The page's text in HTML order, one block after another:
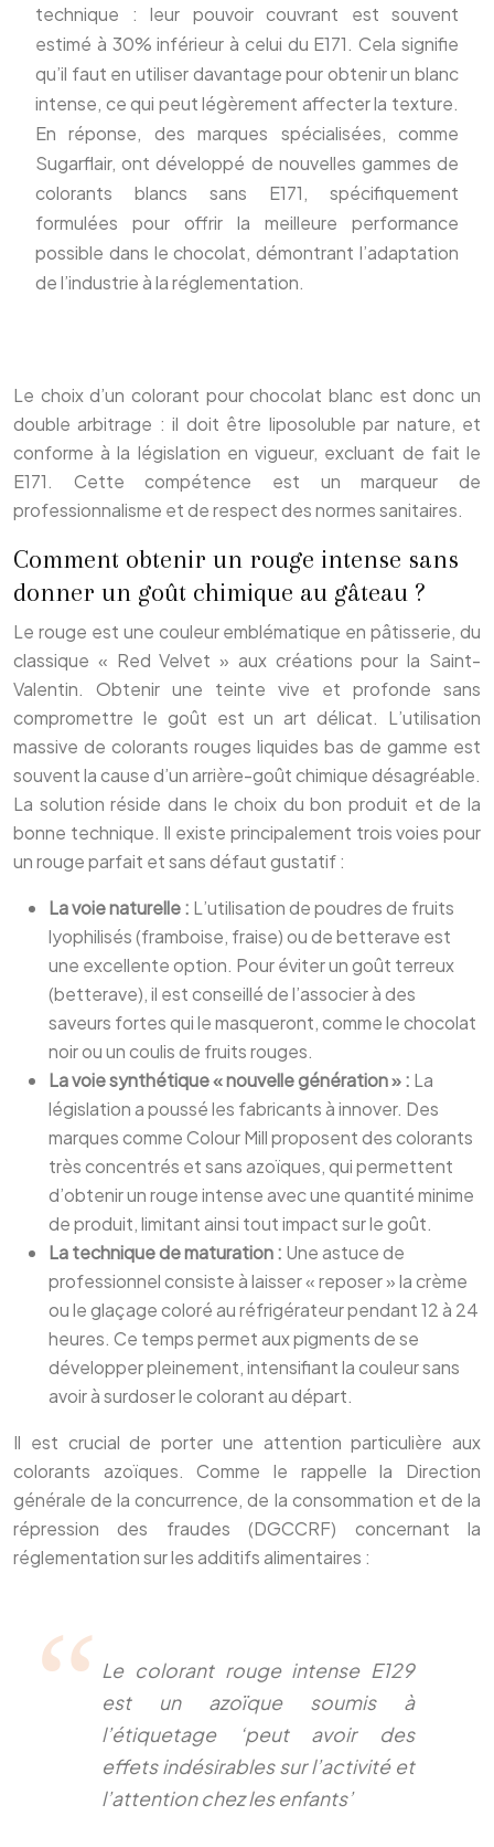
technique : leur pouvoir couvrant est souvent
estimé à 30% inférieur à celui du E171. Cela signifie
qu’il faut en utiliser davantage pour obtenir un blanc
intense, ce qui peut légèrement affecter la texture.
En réponse, des marques spécialisées, comme
Sugarflair, ont développé de nouvelles gammes de
colorants blancs sans E171, spécifiquement
formulées pour offrir la meilleure performance
possible dans le chocolat, démontrant l’adaptation
de l’industrie à la réglementation.
Le choix d’un colorant pour chocolat blanc est donc un
double arbitrage : il doit être liposoluble par nature, et
conforme à la législation en vigueur, excluant de fait le
E171. Cette compétence est un marqueur de
professionnalisme et de respect des normes sanitaires.
Comment obtenir un rouge intense sans
donner un goût chimique au gâteau ?
Le rouge est une couleur emblématique en pâtisserie, du
classique « Red Velvet » aux créations pour la Saint-
Valentin. Obtenir une teinte vive et profonde sans
compromettre le goût est un art délicat. L’utilisation
massive de colorants rouges liquides bas de gamme est
souvent la cause d’un arrière-goût chimique désagréable.
La solution réside dans le choix du bon produit et de la
bonne technique. Il existe principalement trois voies pour
un rouge parfait et sans défaut gustatif :
La voie naturelle : L’utilisation de poudres de fruits
lyophilisés (framboise, fraise) ou de betterave est
une excellente option. Pour éviter un goût terreux
(betterave), il est conseillé de l’associer à des
saveurs fortes qui le masqueront, comme le chocolat
noir ou un coulis de fruits rouges.
La voie synthétique « nouvelle génération » : La
législation a poussé les fabricants à innover. Des
marques comme Colour Mill proposent des colorants
très concentrés et sans azoïques, qui permettent
d’obtenir un rouge intense avec une quantité minime
de produit, limitant ainsi tout impact sur le goût.
La technique de maturation : Une astuce de
professionnel consiste à laisser « reposer » la crème
ou le glaçage coloré au réfrigérateur pendant 12 à 24
heures. Ce temps permet aux pigments de se
développer pleinement, intensifiant la couleur sans
avoir à surdoser le colorant au départ.
Il est crucial de porter une attention particulière aux
colorants azoïques. Comme le rappelle la Direction
générale de la concurrence, de la consommation et de la
répression des fraudes (DGCCRF) concernant la
réglementation sur les additifs alimentaires :
Le colorant rouge intense E129
est un azoïque soumis à
l’étiquetage ‘peut avoir des
effets indésirables sur l’activité et
l’attention chez les enfants’